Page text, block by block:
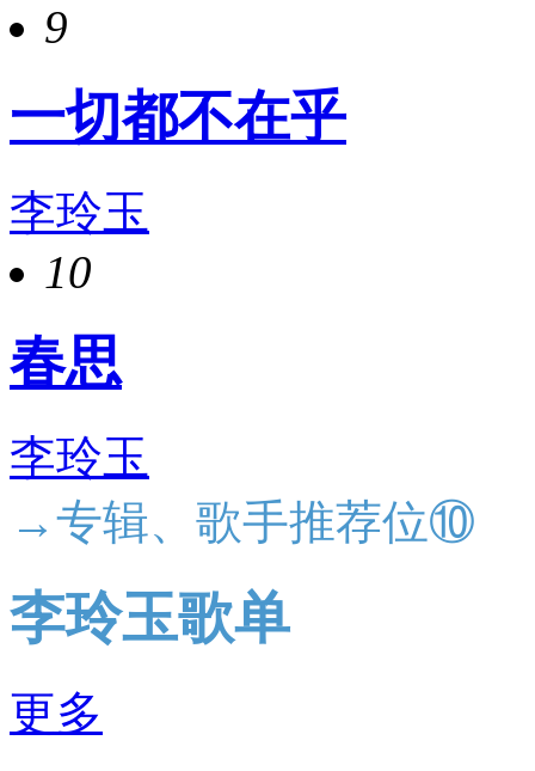
9
一切都不在乎
李玲玉
10
春思
李玲玉
→专辑、歌手推荐位⑩
李玲玉歌单
更多